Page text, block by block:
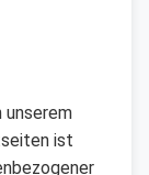
unserem
ist